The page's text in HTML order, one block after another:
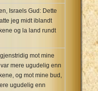
Israels Gud: Dette
jeg midt iblandt
og la land rundt
mot mine
mere ugudelig enn
og mot mine bud,
ugudelig enn